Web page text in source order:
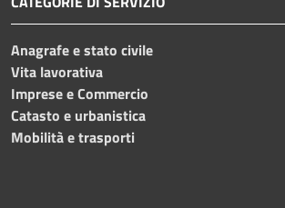
Anagrafe e stato civile
Vita lavorativa
Imprese e Commercio
Catasto e urbanistica
Mobilità e trasporti